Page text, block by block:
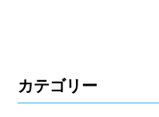
カテゴリー